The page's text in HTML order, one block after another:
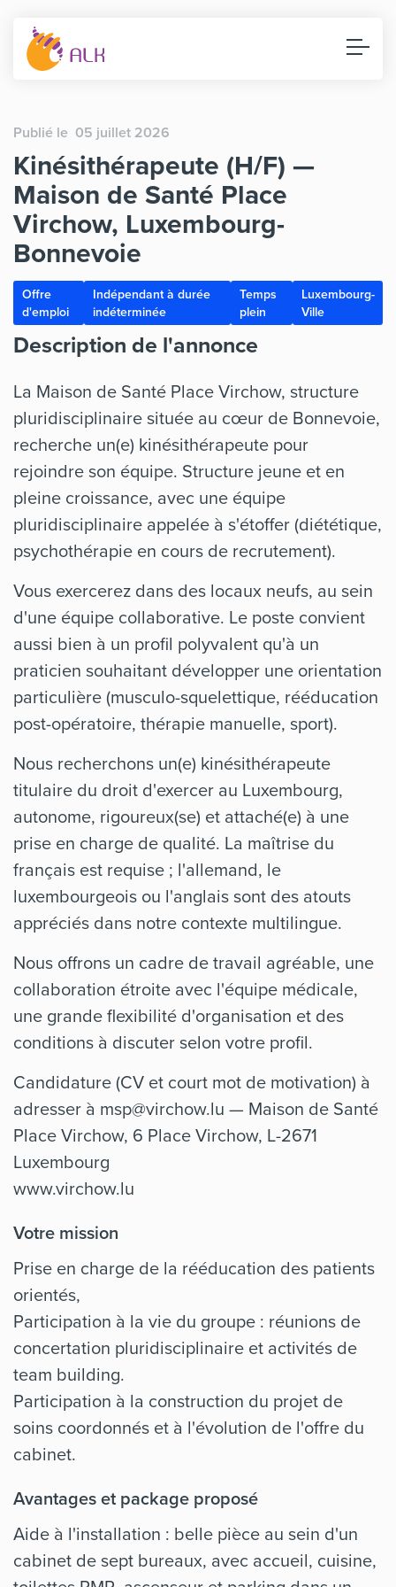
Publié le 05 juillet 2026
Kinésithérapeute (H/F) —
Maison de Santé Place
Virchow, Luxembourg-
Bonnevoie
Offre
d'emploi
Indépendant à durée
indéterminée
Temps
plein
Luxembourg-
Ville
Description de l'annonce
La Maison de Santé Place Virchow, structure
pluridisciplinaire située au cœur de Bonnevoie,
recherche un(e) kinésithérapeute pour
rejoindre son équipe. Structure jeune et en
pleine croissance, avec une équipe
pluridisciplinaire appelée à s'étoffer (diététique,
psychothérapie en cours de recrutement).
Vous exercerez dans des locaux neufs, au sein
d'une équipe collaborative. Le poste convient
aussi bien à un profil polyvalent qu'à un
praticien souhaitant développer une orientation
particulière (musculo-squelettique, rééducation
post-opératoire, thérapie manuelle, sport).
Nous recherchons un(e) kinésithérapeute
titulaire du droit d'exercer au Luxembourg,
autonome, rigoureux(se) et attaché(e) à une
prise en charge de qualité. La maîtrise du
français est requise ; l'allemand, le
luxembourgeois ou l'anglais sont des atouts
appréciés dans notre contexte multilingue.
Nous offrons un cadre de travail agréable, une
collaboration étroite avec l'équipe médicale,
une grande flexibilité d'organisation et des
conditions à discuter selon votre profil.
Candidature (CV et court mot de motivation) à
adresser à msp@virchow.lu — Maison de Santé
Place Virchow, 6 Place Virchow, L-2671
Luxembourg
www.virchow.lu
Votre mission
Prise en charge de la rééducation des patients
orientés,
Participation à la vie du groupe : réunions de
concertation pluridisciplinaire et activités de
team building.
Participation à la construction du projet de
soins coordonnés et à l'évolution de l'offre du
cabinet.
Avantages et package proposé
Aide à l'installation : belle pièce au sein d'un
cabinet de sept bureaux, avec accueil, cuisine,